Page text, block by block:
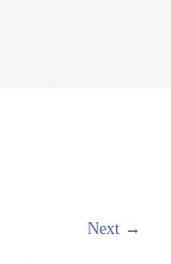
Next →